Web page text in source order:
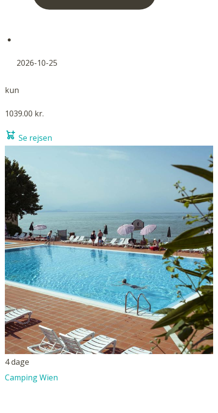
2026-10-25
kun
1039.00 kr.
Se rejsen
4 dage
Camping Wien